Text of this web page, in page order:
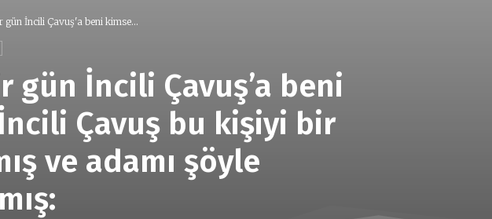
İncili Çavuş'a beni kimse...
gün İncili Çavuş’a beni
Çavuş bu kişiyi bir
ve adamı şöyle